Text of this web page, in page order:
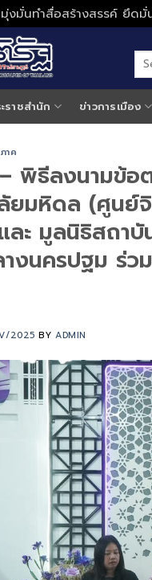
งมั่นทำสื่อสร้างสรรค์ ยึดมั่
ราชสำนัก ข่าวการเมือง
าค
พิธีลงนามข้อต
ยมหิดล (ศูน
ละ มูลนิธิสถา
างนครปฐม
2025 BYADMIN